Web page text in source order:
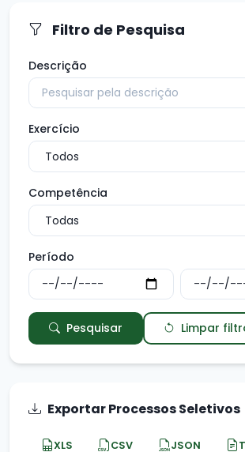
Filtro de Pesquisa
Descrição
Exercício
Competência
Período
Pesquisar Limpar
Exportar Processos Seletivos
XLS CSV JSON